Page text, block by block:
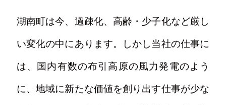
湖南町は今、過疎化、高齢・少子化など厳し
い変化の中にあります。しかし当社の仕事に
は、国内有数の布引高原の風力発電のよう
に、地域に新たな価値を創り出す仕事が少な